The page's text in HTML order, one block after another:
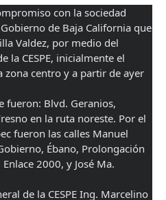
con la sociedad
de Baja California que
Valdez, por medio del
la CESPE, inicialmente el
zona centro y a partir de ayer
fueron: Blvd. Geranios,
en la ruta noreste. Por el
fueron las calles Manuel
Ébano, Prolongación
2000, y José Ma.
de la CESPE Ing. Marcelino